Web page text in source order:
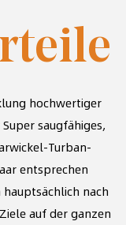
hochwertiger
Super saugfähiges,
Turban-
entsprechen
nach
auf der ganzen